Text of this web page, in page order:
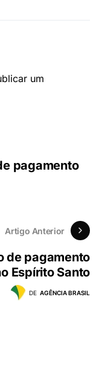
um
pagamento
Artigo Anterior
de pagamento
Espírito Santo
DE AGÊNCIA BRASIL